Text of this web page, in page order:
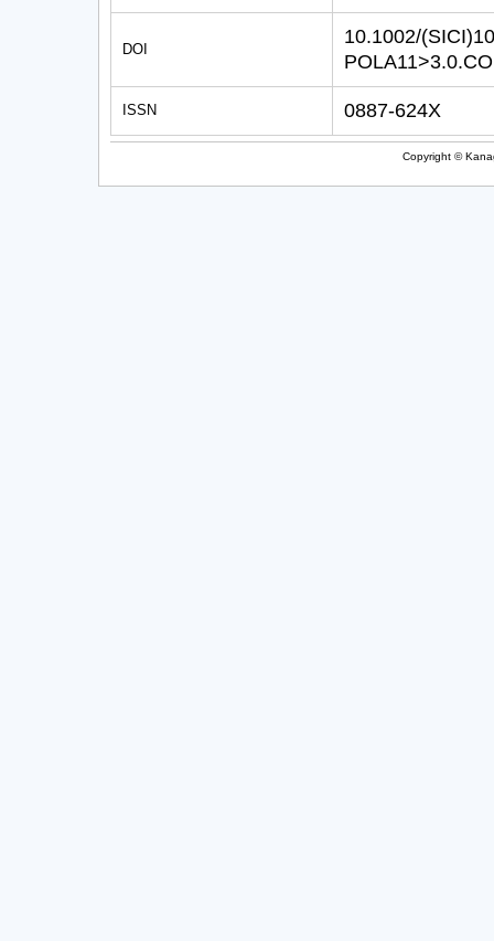
DOI
10.1002/
ISSN 0887-624X
Copyright ©